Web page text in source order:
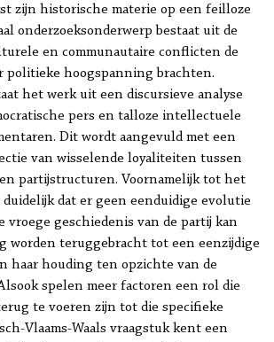
zijn historische materie op een feilloze
onderzoeksonderwerp bestaat uit de
en communautaire conflicten de
politieke hoogspanning brachten.
het werk uit een discursieve analyse
pers en talloze intellectuele
Dit wordt aangevuld met een
van wisselende loyaliteiten tussen
partijstructuren. Voornamelijk tot het
dat er geen eenduidige evolutie
vroege geschiedenis van de partij kan
worden teruggebracht tot een eenzijdige
haar houding ten opzichte van de
spelen meer factoren een rol die
te voeren zijn tot die specifieke
Vlaams-Waals vraagstuk kent een